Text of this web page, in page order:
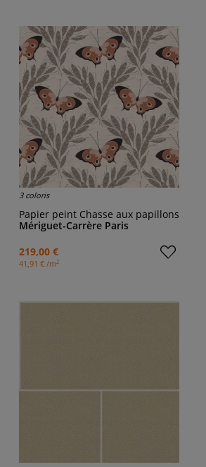
3 coloris
Papier peint Chasse aux papillons
Mériguet-Carrère Paris
219,00 €
41,91 € /m2